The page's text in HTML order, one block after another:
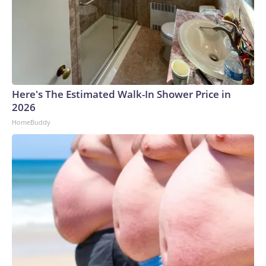
parte del Gobierno de Venezuela por su labor como vocera
en el caso Fernando Albán, opositor que murió en octubre
de ese mismo año tras caer del décimo piso del edificio del
Servicio Bolivariano de Inteligencia (SEBIN).El Gobierno de
Venezuela alegó en ese momento que Albán se había
arrojado por una ventana al vacío, pero sus abogados y
representantes de la oposición rechazaron esta explicación
y calificaron el hecho como un asesinato.CNN consultó al
Gobierno actual de Venezuela por las denuncias de
amenazas y acosos realizadas por Figuera en torno a este
caso y espera respuesta.Figuera vive en Valencia, España,
desde su salida de Venezuela en 2018. En enero de 2023, los
exdiputados de la oposición electos en 2015, cuyos
mandatos terminaron en 2021 y que no reconocen la
Asamblea Nacional de mayoría chavista, la eligieron como
presidenta del cuerpo legislativo.Pocos días después de
esta designación, el Gobierno de Venezuela emitió órdenes
de aprehensión y alerta roja para cinco exdiputados
Here's The Estimated Walk-In Shower Price in
2026
HomeBuddy